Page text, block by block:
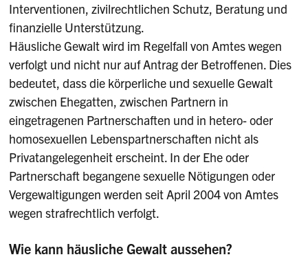
Interventionen, zivilrechtlichen Schutz, Beratung und
finanzielle Unterstützung.
Häusliche Gewalt wird im Regelfall von Amtes wegen
verfolgt und nicht nur auf Antrag der Betroffenen. Dies
bedeutet, dass die körperliche und sexuelle Gewalt
zwischen Ehegatten, zwischen Partnern in
eingetragenen Partnerschaften und in hetero- oder
homosexuellen Lebenspartnerschaften nicht als
Privatangelegenheit erscheint. In der Ehe oder
Partnerschaft begangene sexuelle Nötigungen oder
Vergewaltigungen werden seit April 2004 von Amtes
wegen strafrechtlich verfolgt.
Wie kann häusliche Gewalt aussehen?